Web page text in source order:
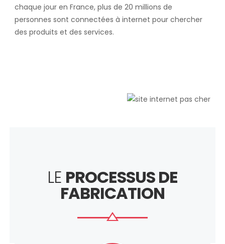
chaque jour en France, plus de 20 millions de
personnes sont connectées à internet pour chercher
des produits et des services.
LE PROCESSUS DE
FABRICATION